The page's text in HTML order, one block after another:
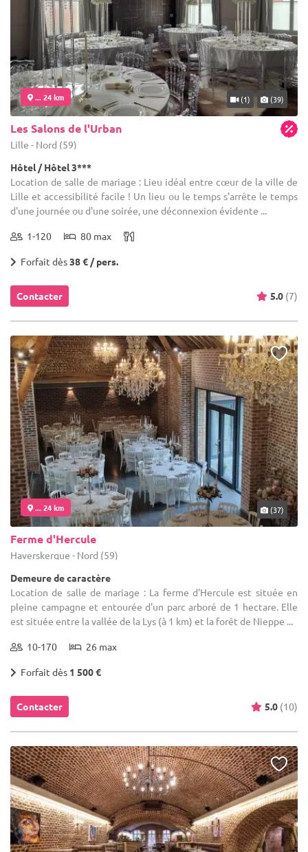
... 24 km (1) (39)
Les Salons de l'Urban
Lille - Nord (59)
Hôtel / Hôtel 3***
Location de salle de mariage : Lieu idéal entre cœur de la ville de
Lille et accessibilité facile ! Un lieu ou le temps s'arrête le temps
d'une journée ou d'une soirée, une déconnexion évidente ...
1-120 80 max
Forfait dès38 € / pers.
Contacter 5.0 (7)
... 24 km (37)
Ferme d'Hercule
Haverskerque - Nord (59)
Demeure de caractère
Location de salle de mariage : La ferme d'Hercule est située en
pleine campagne et entourée d'un parc arboré de 1 hectare. Elle
est située entre la vallée de la Lys (à 1 km) et la forêt de Nieppe ...
10-170 26 max
Forfait dès 1 500 €
Contacter 5.0 (10)